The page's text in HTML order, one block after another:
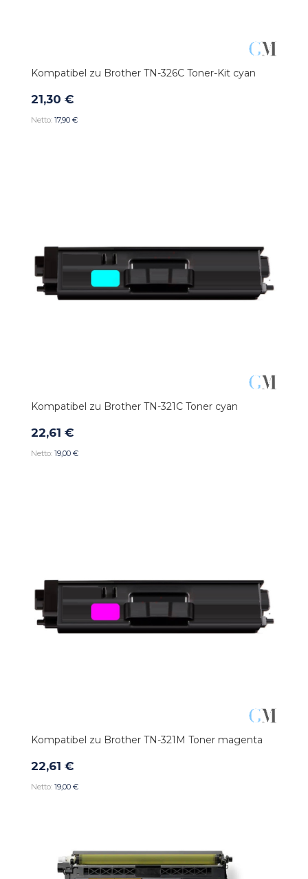
Kompatibel zu Brother TN-326C Toner-Kit cyan
21,30 €
17,90 €
Kompatibel zu Brother TN-321C Toner cyan
22,61 €
19,00 €
Kompatibel zu Brother TN-321M Toner magenta
22,61 €
19,00 €